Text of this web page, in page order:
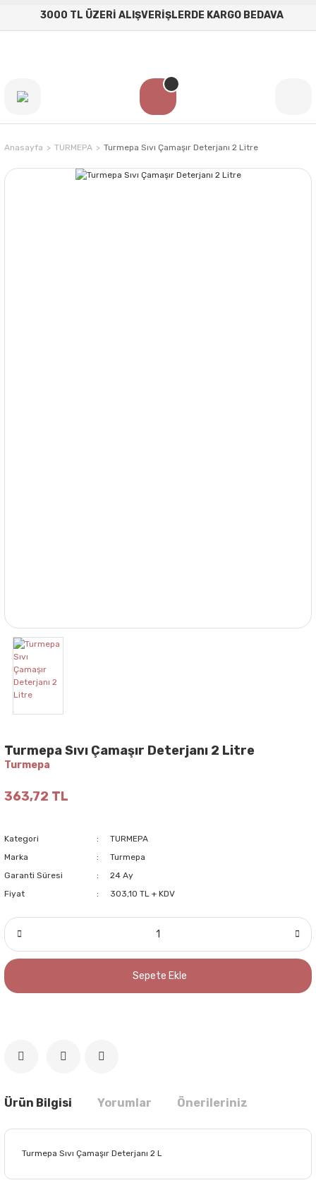
3000 TL ÜZERİ ALIŞVERİŞLERDE KARGO BEDAVA
Anasayfa TURMEPA Turmepa Sıvı Çamaşır Deterjanı 2 Litre
Turmepa Sıvı Çamaşır Deterjanı 2 Litre
Turmepa
363,72 TL
Kategori
TURMEPA
Marka
Turmepa
Garanti Süresi
24 Ay
Fiyat
303,10 TL + KDV
Sepete Ekle
Ürün Bilgisi Yorumlar Önerileriniz
Turmepa Sıvı Çamaşır Deterjanı 2 L